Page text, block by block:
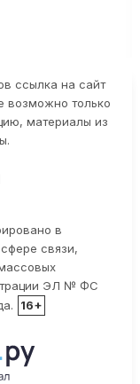
ссылка на сайт
возможно только
материалы из
в
связи,
ЭЛ № ФС
16+